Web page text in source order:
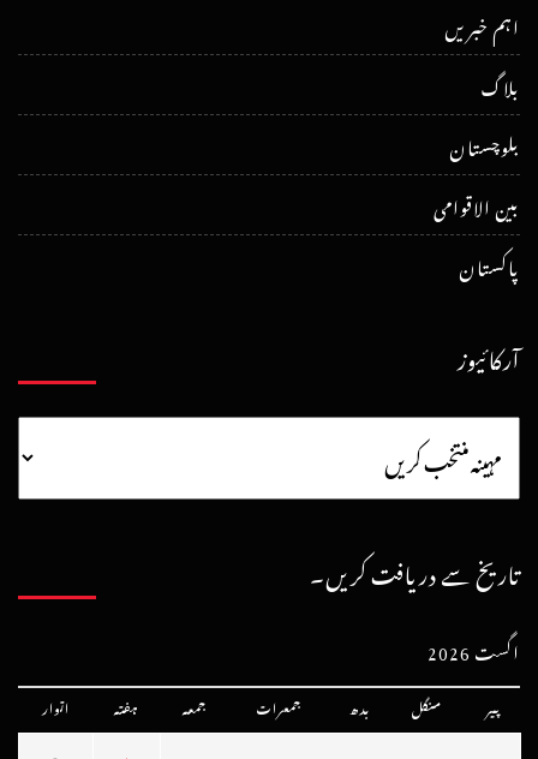
اہم خبریں
بلاگ
بلوچستان
بین الاقوامی
پاکستان
آرکائیوز
تاریخ سے دریافت کریں۔
اگست 2026
پیر منگل بدھ جمعرات جمعہ ہفتہ اتوار